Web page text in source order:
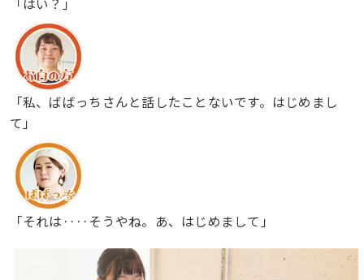
「私、ばばっちさんと話したことないです。はじめまし
て」
「それは‥‥そうやね。あ、はじめまして」